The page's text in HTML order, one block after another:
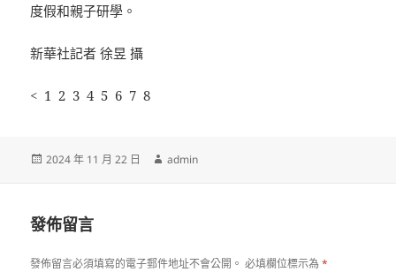
度假和親子研學。
新華社記者 徐昱 攝
< 1 2 3 4 5 6 7 8
發
2024 年 11 月 22 日
作
admin
發佈留言
發佈留言必須填寫的電子郵件地址不會公開。 必填欄位標示為*